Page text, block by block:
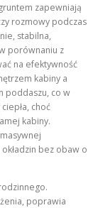
zapewniają
rozmowy podczas
stabilna,
porównaniu z
na efektywność
kabiny a
poddaszu, co w
choć
kabiny.
bez obaw o
poprawia